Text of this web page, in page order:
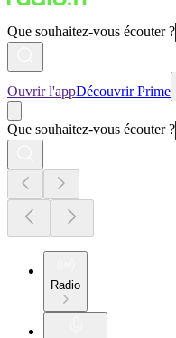
Que souhaitez-vous écouter ?
Ouvrir l'appDécouvrir Prime
Que souhaitez-vous écouter ?
Radio